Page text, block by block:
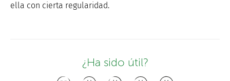
ella con cierta regularidad.
¿Ha sido útil?